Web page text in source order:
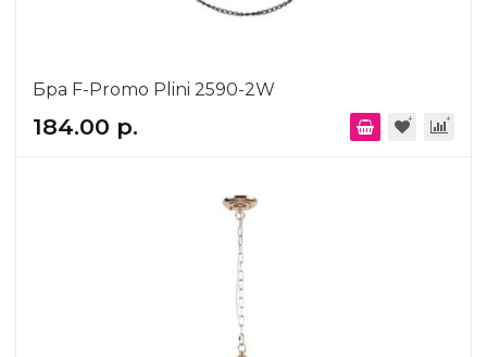
Бра F-Promo Plini 2590-2W
184.00 р.